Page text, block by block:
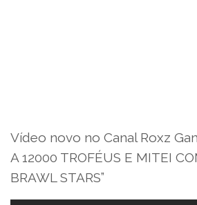
Vídeo novo no Canal Roxz
A 12000 TROFÉUS E MITEI
BRAWL STARS”